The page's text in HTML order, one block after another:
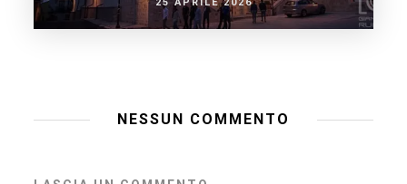
25 APRILE 2026
NESSUN COMMENTO